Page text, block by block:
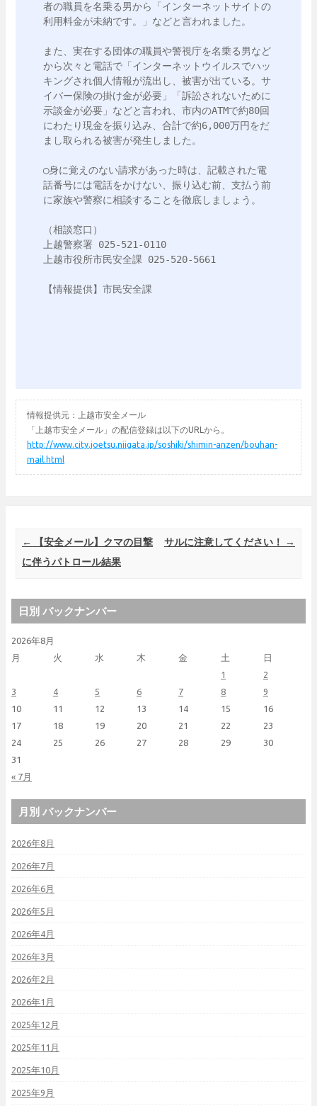
者の職員を名乗る男から「インターネットサイトの
利用料金が未納です。」などと言われました。
また、実在する団体の職員や警視庁を名乗る男など
から次々と電話で「インターネットウイルスでハッ
キングされ個人情報が流出し、被害が出ている。サ
イバー保険の掛け金が必要」「訴訟されないために
示談金が必要」などと言われ、市内のATMで約80回
にわたり現金を振り込み、合計で約6,000万円をだ
まし取られる被害が発生しました。
◯身に覚えのない請求があった時は、記載された電
話番号には電話をかけない、振り込む前、支払う前
に家族や警察に相談することを徹底しましょう。
（相談窓口）
上越警察署 025-521-0110
上越市役所市民安全課 025-520-5661
【情報提供】市民安全課
情報提供元：上越市安全メール
「上越市安全メール」の配信登録は以下のURLから。
http://www.city.joetsu.niigata.jp/soshiki/shimin-anzen/bouhan-
mail.html
Post navigation
←
【安全メール】クマの目撃
に伴うパトロール結果
サルに注意してください！ →
日別 バックナンバー
2026年8月
月
火 水 木 金 土 日
« 7月
1
2
3
4 5 6 7 8
9
10
11 12 13 14 15
16
17
18 19 20 21 22
23
24
25 26 27 28 29
30
31
月別 バックナンバー
2026年8月
2026年7月
2026年6月
2026年5月
2026年4月
2026年3月
2026年2月
2026年1月
2025年12月
2025年11月
2025年10月
2025年9月